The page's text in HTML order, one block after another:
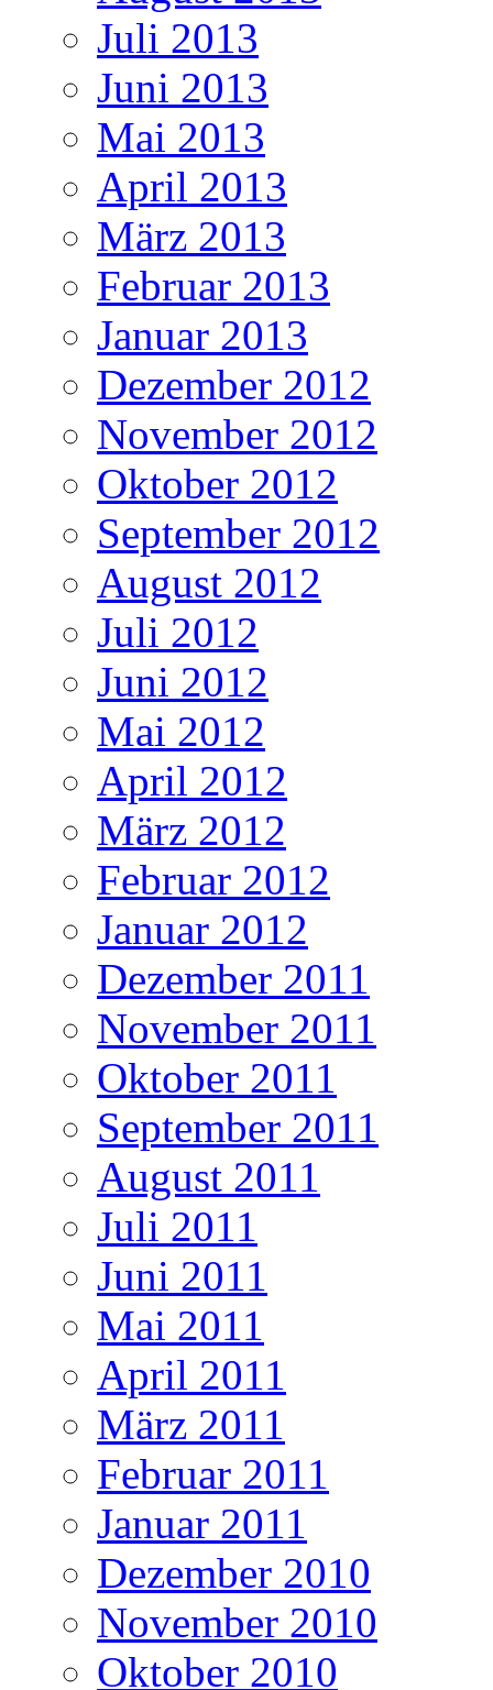
Juli 2013
Juni 2013
Mai 2013
April 2013
März 2013
Februar 2013
Januar 2013
Dezember 2012
November 2012
Oktober 2012
September 2012
August 2012
Juli 2012
Juni 2012
Mai 2012
April 2012
März 2012
Februar 2012
Januar 2012
Dezember 2011
November 2011
Oktober 2011
September 2011
August 2011
Juli 2011
Juni 2011
Mai 2011
April 2011
März 2011
Februar 2011
Januar 2011
Dezember 2010
November 2010
Oktober 2010